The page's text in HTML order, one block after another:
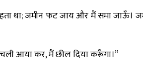
था; जमीन फट जाय और मैं समा
आया कर, मैं छील दिया करूँगा।”